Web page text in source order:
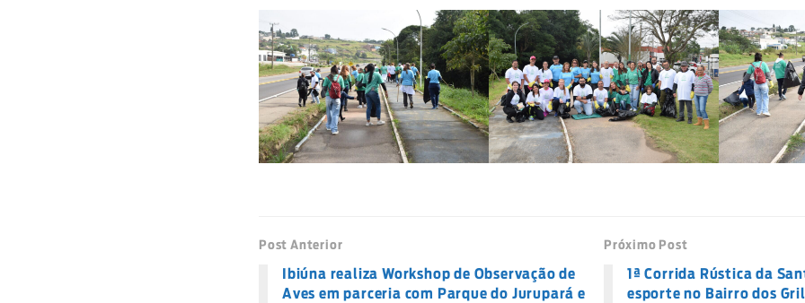
Post Anterior
Ibiúna realiza Workshop de Observação de
Aves em parceria com Parque do Jurupará e
Próximo Post
1ª Corrida Rústica da
esporte no Bairro dos